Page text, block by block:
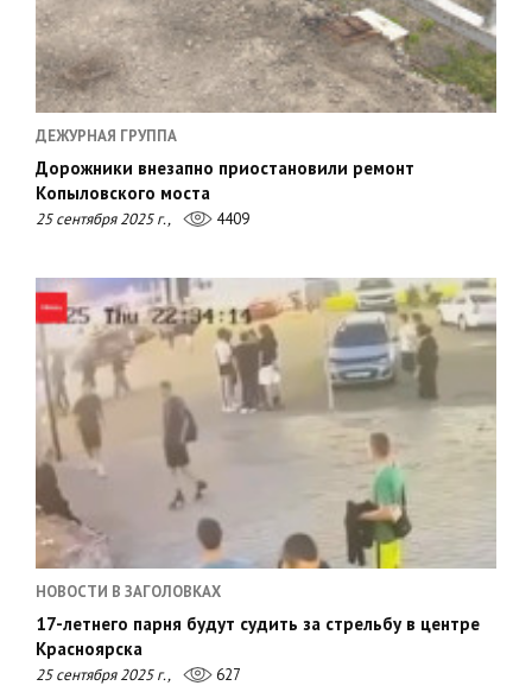
ДЕЖУРНАЯ ГРУППА
Дорожники внезапно приостановили ремонт
Копыловского моста
25 сентября 2025 г., 4409
НОВОСТИ В ЗАГОЛОВКАХ
17-летнего парня будут судить за стрельбу в центре
Красноярска
25 сентября 2025 г., 627